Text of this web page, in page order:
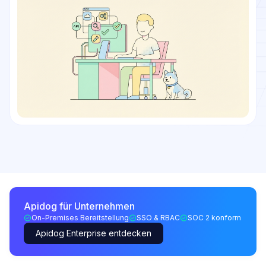
Apidog für Unternehmen
On-Premises Bereitstellung SSO & RBAC SOC 2 konform
Apidog Enterprise entdecken